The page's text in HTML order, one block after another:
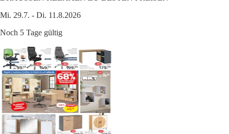
Mi. 29.7. - Di. 11.8.2026
Noch 5 Tage gültig